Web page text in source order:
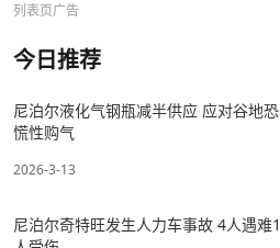
列表页广告
今日推荐
尼泊尔液化气钢瓶减半供应 应对谷地恐
慌性购气
2026-3-13
尼泊尔奇特旺发生人力车事故 4人遇难1